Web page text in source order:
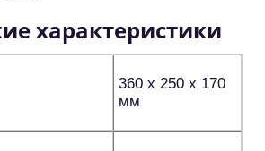
характеристики
360 x 250 x 170
мм